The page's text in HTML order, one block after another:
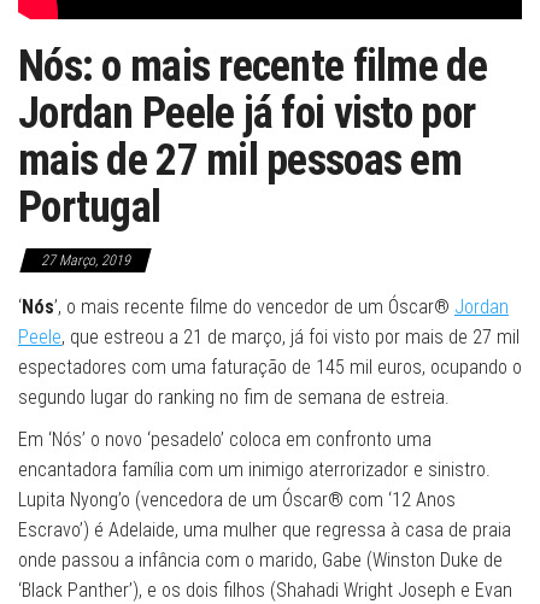
Nós: o mais recente filme de
Jordan Peele já foi visto por
mais de 27 mil pessoas em
Portugal
27 Março, 2019
‘Nós’, o mais recente filme do vencedor de um Óscar® Jordan
Peele, que estreou a 21 de março, já foi visto por mais de 27 mil
espectadores com uma faturação de 145 mil euros, ocupando o
segundo lugar do ranking no fim de semana de estreia.
Em ‘Nós’ o novo ‘pesadelo’ coloca em confronto uma
encantadora família com um inimigo aterrorizador e sinistro.
Lupita Nyong’o (vencedora de um Óscar® com ‘12 Anos
Escravo’) é Adelaide, uma mulher que regressa à casa de praia
onde passou a infância com o marido, Gabe (Winston Duke de
‘Black Panther’), e os dois filhos (Shahadi Wright Joseph e Evan